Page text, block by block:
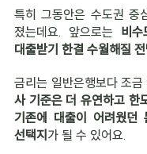
특히 그동안은 수도권 중
졌는데요. 앞으로는 비
대출받기 한결 수월해질
금리는 일반은행보다 조금
사 기준은 더 유연하고 한
기존에 대출이 어려웠던
선택지가 될 수 있어요.